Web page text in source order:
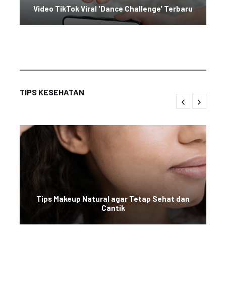
Video TikTok Viral 'Dance Challenge' Terbaru
TIPS KESEHATAN
Tips Makeup Natural agar Tetap Sehat dan
Cantik